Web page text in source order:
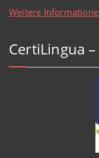
Weitere
CertiLingua